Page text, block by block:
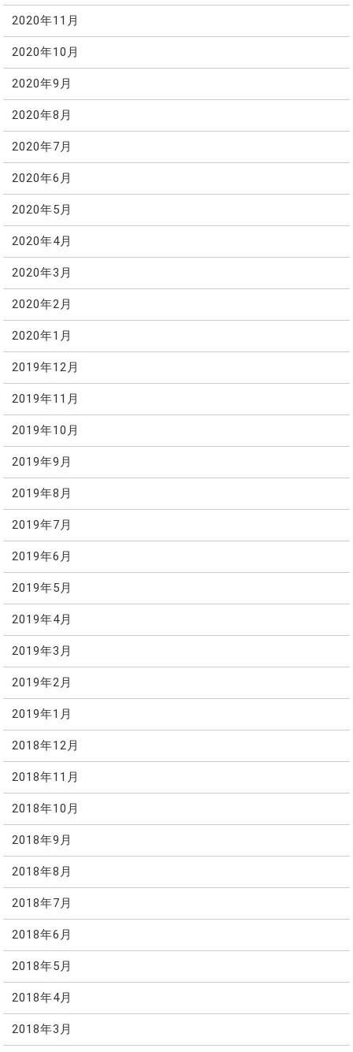
2020年11月
2020年10月
2020年9月
2020年8月
2020年7月
2020年6月
2020年5月
2020年4月
2020年3月
2020年2月
2020年1月
2019年12月
2019年11月
2019年10月
2019年9月
2019年8月
2019年7月
2019年6月
2019年5月
2019年4月
2019年3月
2019年2月
2019年1月
2018年12月
2018年11月
2018年10月
2018年9月
2018年8月
2018年7月
2018年6月
2018年5月
2018年4月
2018年3月